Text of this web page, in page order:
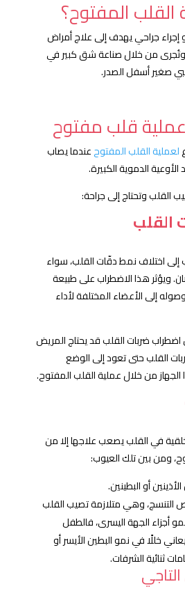
المفتوح؟
جراحي يهدف إلى علاج أمراض
وتُجرى من خلال صناعة شق كبير في
صغير أسفل الصدر.
قلب مفتوح
لعملية القلب المفتوحعندما يصاب
الدموية الكبيرة.
القلب وتحتاج إلى جراحة:
القلب
إلى اختلاف نمط دقّات القلب، سواء
ويؤثر هذا الاضطراب على طبيعة
إلى الأعضاء المختلفة لأداء
ضربات القلب قد يحتاج المريض
القلب حتى تعود إلى الوضع
من خلال عملية القلب المفتوح.
في القلب يصعب علاجها إلا من
ومن بين تلك العيوب:
أو البطينين.
التنسج، وهي متلازمة تصيب القلب
أجزاء الجهة اليسرى، فالطفل
خللًا في نمو البطين الأيسر أو
ثنائية الشرفات.